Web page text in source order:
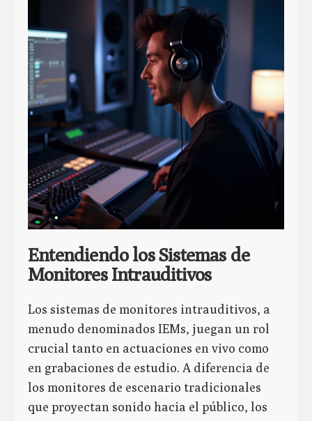
Entendiendo los Sistemas de
Monitores Intrauditivos
Los sistemas de monitores intrauditivos, a
menudo denominados IEMs, juegan un rol
crucial tanto en actuaciones en vivo como
en grabaciones de estudio. A diferencia de
los monitores de escenario tradicionales
que proyectan sonido hacia el público, los